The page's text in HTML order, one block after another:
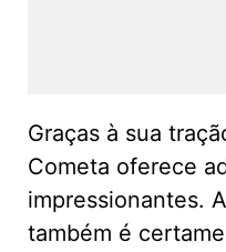
Graças à sua
Cometa oferece
impressionantes.
também é